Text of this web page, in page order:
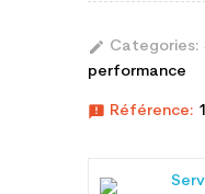
edit Categories:
performance
announcement Référence: